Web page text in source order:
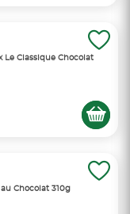
Le Classique Chocolat
Chocolat 310g